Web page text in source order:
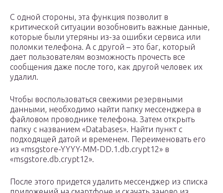
С одной стороны, эта функция позволит в
критической ситуации возобновить важные данные,
которые были утеряны из-за ошибки сервиса или
поломки телефона. А с другой – это баг, который
дает пользователям возможность прочесть все
сообщения даже после того, как другой человек их
удалил.
Чтобы воспользоваться свежими резервными
данными, необходимо найти папку мессенджера в
файловом проводнике телефона. Затем открыть
папку с названием «Databases». Найти пункт с
подходящей датой и временем. Переименовать его
из «msgstore-YYYY-MM-DD.1.db.crypt12» в
«msgstore.db.crypt12».
После этого придется удалить мессенджер из списка